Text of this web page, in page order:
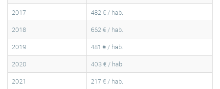
2017
482 € / hab.
2018
662 € / hab.
2019
481 € / hab.
2020
403 € / hab.
2021
217 € / hab.